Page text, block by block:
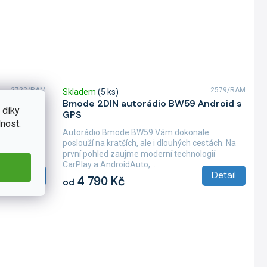
díky
s
2722/RAM
Bmode 2DIN autorádio BW59 Android s
GPS
Skladem (5 ks)
od 4 790 Kč Detail
Autorádio Bmode BW59 Vám dokonale
poslouží na kratších, ale i dlouhých cestách. Na
první pohled zaujme moderní technologií
CarPlay a AndroidAuto,...
2579/RAM